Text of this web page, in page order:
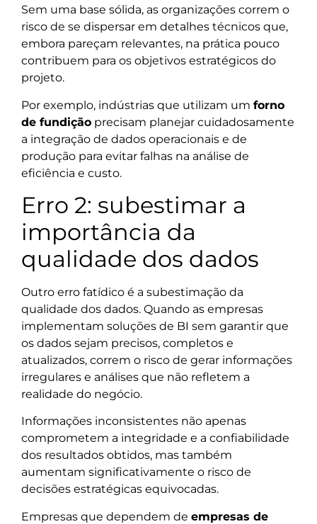
Sem uma base sólida, as organizações correm o
risco de se dispersar em detalhes técnicos que,
embora pareçam relevantes, na prática pouco
contribuem para os objetivos estratégicos do
projeto.
Por exemplo, indústrias que utilizam um forno
de fundição precisam planejar cuidadosamente
a integração de dados operacionais e de
produção para evitar falhas na análise de
eficiência e custo.
Erro 2: subestimar a
importância da
qualidade dos dados
Outro erro fatídico é a subestimação da
qualidade dos dados. Quando as empresas
implementam soluções de BI sem garantir que
os dados sejam precisos, completos e
atualizados, correm o risco de gerar informações
irregulares e análises que não refletem a
realidade do negócio.
Informações inconsistentes não apenas
comprometem a integridade e a confiabilidade
dos resultados obtidos, mas também
aumentam significativamente o risco de
decisões estratégicas equivocadas.
Empresas que dependem de empresas de